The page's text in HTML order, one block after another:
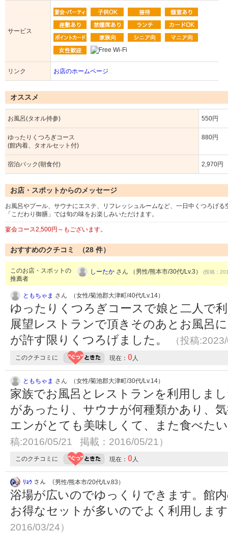
サービス
リンク お店のホームページ
オススメ
お風呂(タオル持参) 550円
ゆったりくつろぎコース
(館内着、タオルセット付)
880円
宿泊パック(朝食付) 2,970円
お店・スポットからのメッセージ
お風呂やプール、サウナにエステ、リフレッシュルームなど、一日中くつろげ
「こだわり御膳」では旬の味をお楽しみいただけます。
宴会コース2,500円～もございます。
おすすめのクチコミ （28 件）
このお店・スポットの
推薦者
しーたか さん （男性/熊本市/30代/Lv.3） (投稿：
ともちゃま さん （女性/菊池郡大津町/40代/Lv.14）
ゆったりくつろぎコースで娘と二人で
展望レストランで頂きそのあとお風呂
が許す限りくつろげました。
（投稿
このクチコミに 現在： 0人
ともちゃま さん （女性/菊池郡大津町/30代/Lv.14）
家族でお風呂とレストランを利用しま
があったり、サウナが何種類かあり、
エンがとても美味しくて、また食べた
稿:2016/05/21 掲載：2016/05/21）
このクチコミに 現在： 0人
ﾘｮｳ さん （男性/熊本市/20代/Lv.83）
浴場が広いのでゆっくりできます。館
お得なセットが多いのでよく利用しま
2016/03/24）